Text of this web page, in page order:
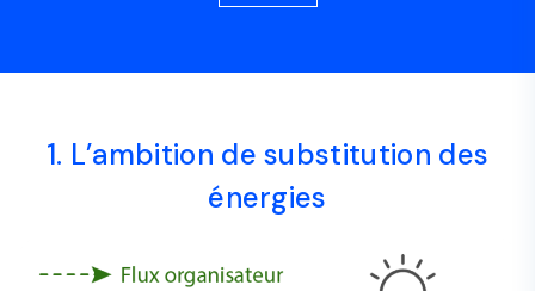
1. L’ambition de substitution des
énergies